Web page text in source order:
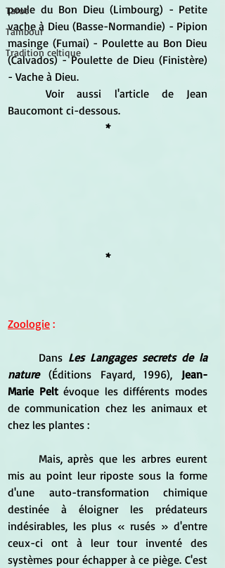
Tarot
Tambour
Tradition celtique
poule du Bon Dieu (Limbourg) - Petite
vache à Dieu (Basse-Normandie) - Pipion
masinge (Fumai) - Poulette au Bon Dieu
(Calvados) - Poulette de Dieu (Finistère)
- Vache à Dieu.
	Voir aussi l'article de Jean
Baucomont ci-dessous.
*
*
Zoologie :
	Dans
Les Langages secrets de la
nature (Éditions Fayard, 1996), Jean-
Marie Pelt évoque les différents modes
de communication chez les animaux et
chez les plantes :
mis au point leur riposte sous la forme
d'une auto-transformation chimique
destinée à éloigner les prédateurs
indésirables, les plus « rusés » d'entre
ceux-ci ont à leur tour inventé des
systèmes pour échapper à ce piège. C'est